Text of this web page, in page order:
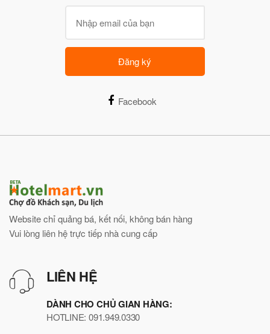
Đăng ký
Facebook
Website chỉ quảng bá, kết nối, không bán hàng
Vui lòng liên hệ trực tiếp nhà cung cấp
LIÊN HỆ
DÀNH CHO CHỦ GIAN HÀNG:
HOTLINE: 091.949.0330